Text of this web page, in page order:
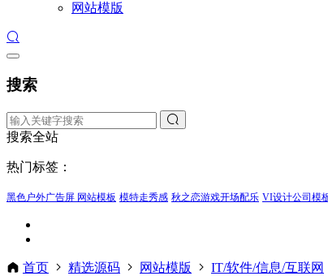
网站模版
搜索
搜索全站
热门标签：
黑色户外广告屏 网站模板 模特走秀感 秋之恋游戏开场配乐 VI设计公司模
首页 精选源码 网站模版 IT/软件/信息/互联网